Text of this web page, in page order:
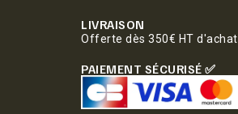
LIVRAISON
Offerte dès 350€ HT d'achat.
PAIEMENT SÉCURISÉ ✅